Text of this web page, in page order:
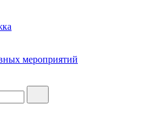
мероприятий